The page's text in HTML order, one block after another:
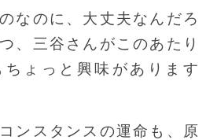
なのに、大丈夫なんだろ
、三谷さんがこのあたり
ちょっと興味があります
ンスタンスの運命も、原